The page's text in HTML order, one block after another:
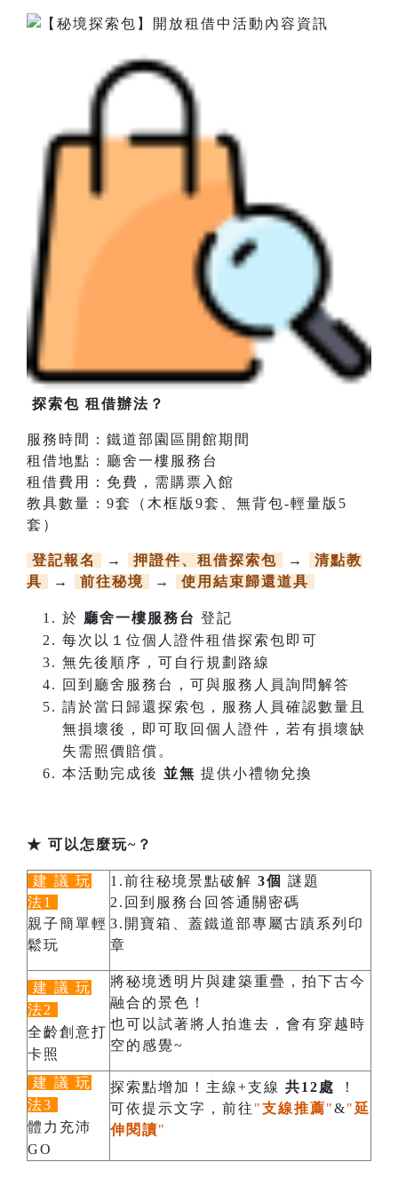
探索包 租借辦法？
服務時間：鐵道部園區開館期間
租借地點：廳舍一樓服務台
租借費用：免費，需購票入館
教具數量：9套（木框版9套、無背包-輕量版5
套）
登記報名 → 押證件、租借探索包 →
清點教
具
→ 前往秘境 → 使用結束歸還道具
於 廳舍一樓服務台 登記
每次以１位個人證件租借探索包即可
無先後順序，可自行規劃路線
回到廳舍服務台，可與服務人員詢問解答
請於當日歸還探索包，服務人員確認數量且
無損壞後，即可取回個人證件，若有損壞缺
失需照價賠償。
本活動完成後 並無 提供小禮物兌換
★ 可以怎麼玩~？
建 議 玩
法1
親子簡單輕
鬆玩
1.前往秘境景點破解 3個 謎題
2.回到服務台回答通關密碼
3.開寶箱、蓋鐵道部專屬古蹟系列印
章
建 議 玩
法2
全齡創意打
卡照
將秘境透明片與建築重疊，拍下古今
融合的景色！
也可以試著將人拍進去，會有穿越時
空的感覺~
建 議 玩
法3
體力充沛
GO
探索點增加！主線+支線 共12處
！
可依提示文字，前往 "支線推薦"&"延
伸閱讀"